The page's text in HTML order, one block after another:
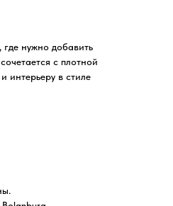
нужно добавить
с плотной
интерьеру в стиле